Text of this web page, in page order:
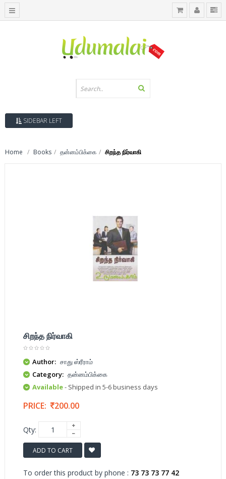
SIDEBAR LEFT
Home Books தன்னம்பிக்கை சிறந்த நிர்வாகி
சிறந்த நிர்வாகி
Author: சாது ஸ்ரீராம்
Category: தன்னம்பிக்கை
Available- Shipped in 5-6 business days
PRICE: 200.00
Qty:
ADD TO CART
To order this product by phone : 73 73 73 77 42